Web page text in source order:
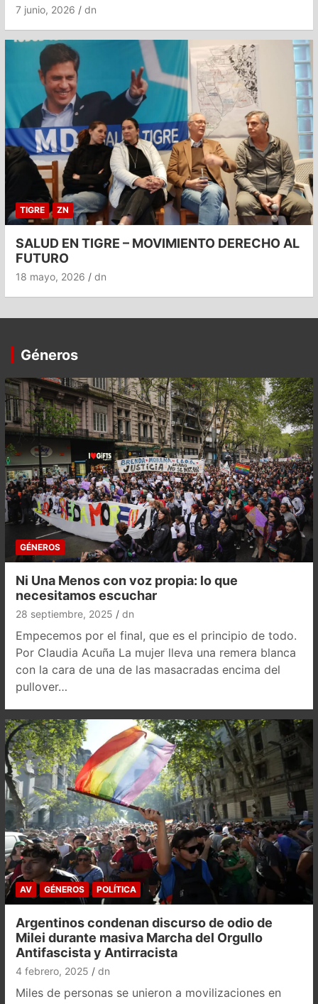
7 junio, 2026 dn
TIGRE ZN
SALUD EN TIGRE – MOVIMIENTO DERECHO AL
FUTURO
18 mayo, 2026 dn
Géneros
GÉNEROS
Ni Una Menos con voz propia: lo que
necesitamos escuchar
28 septiembre, 2025 dn
Empecemos por el final, que es el principio de todo.
Por Claudia Acuña La mujer lleva una remera blanca
con la cara de una de las masacradas encima del
pullover…
AV GÉNEROS POLÍTICA
Argentinos condenan discurso de odio de
Milei durante masiva Marcha del Orgullo
Antifascista y Antirracista
4 febrero, 2025 dn
Miles de personas se unieron a movilizaciones en